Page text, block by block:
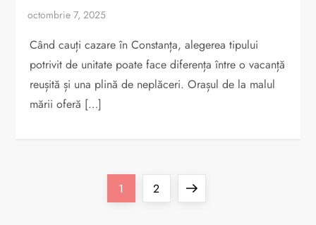
Când cauți cazare în Constanța, alegerea tipului
potrivit de unitate poate face diferența între o vacanță
reușită și una plină de neplăceri. Orașul de la malul
mării oferă […]
Page
1 Page
2
Next